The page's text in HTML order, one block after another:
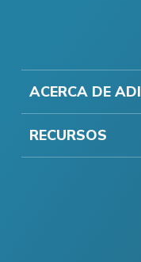
ACERCA DE ADI
RECURSOS